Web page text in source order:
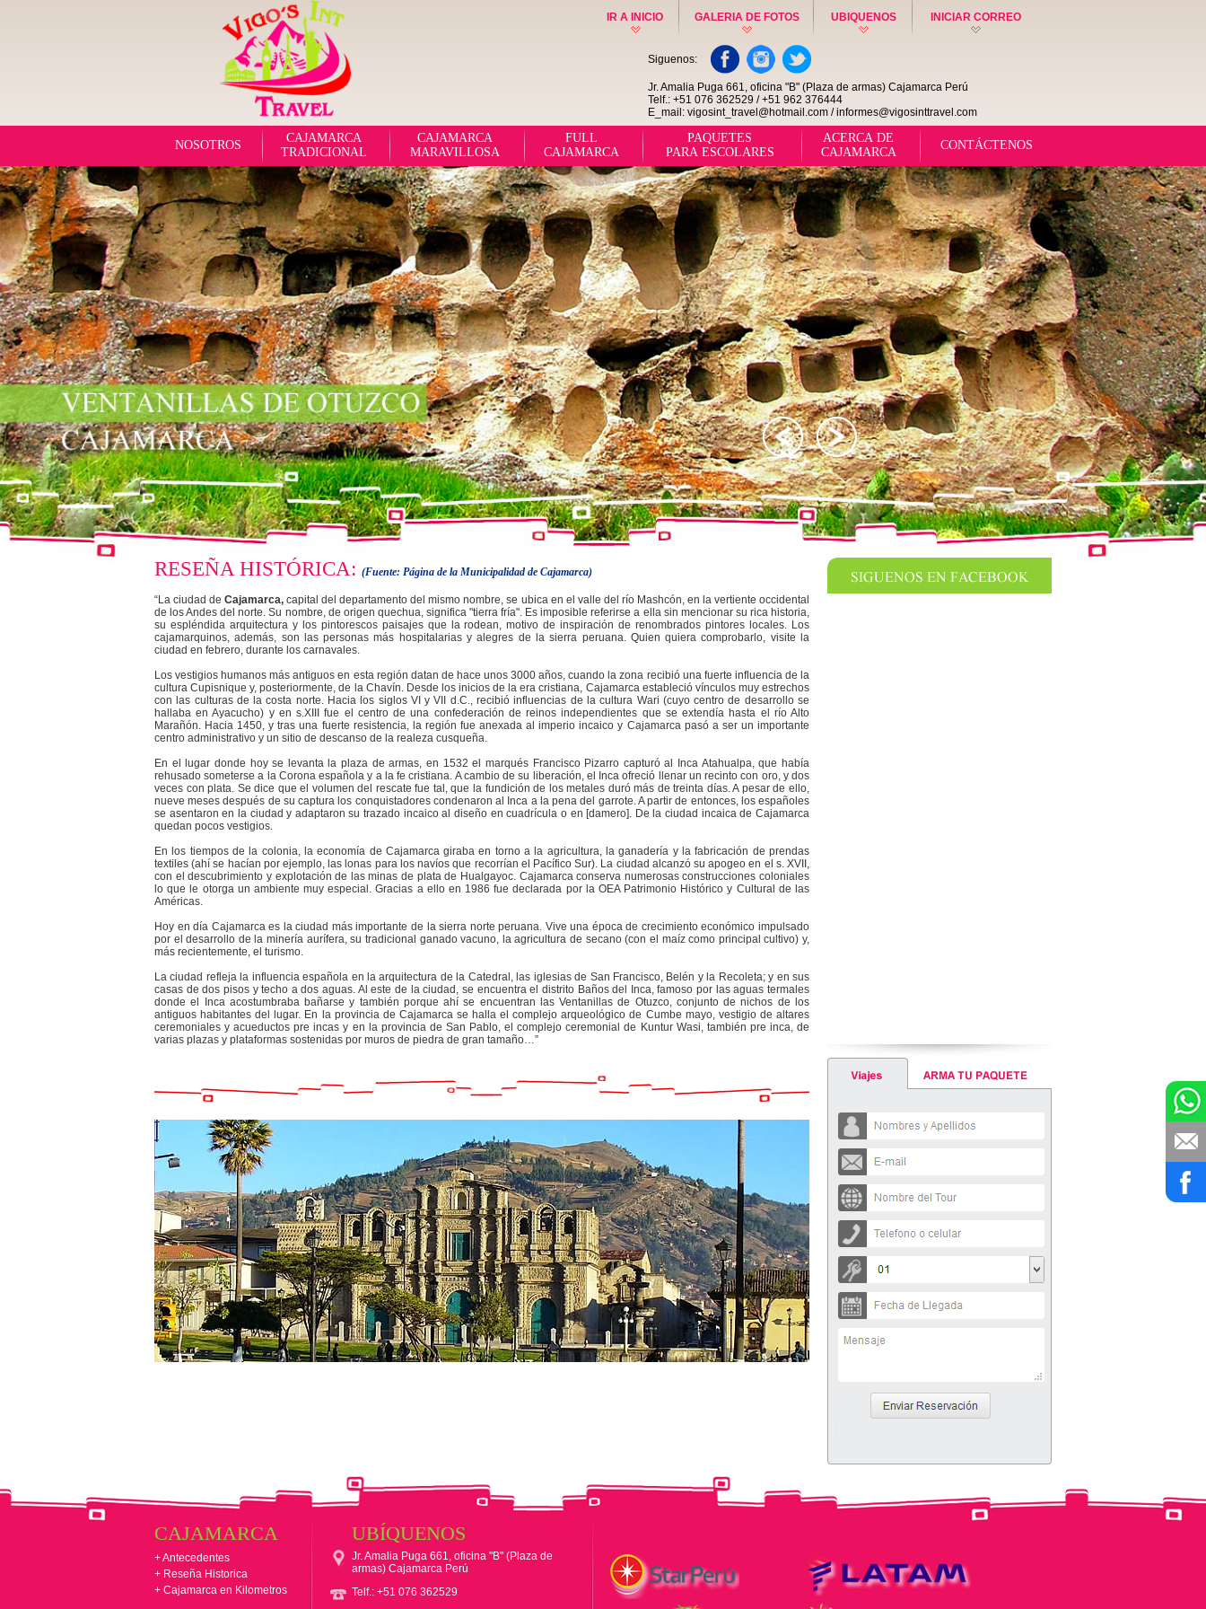
IR A INICIO GALERIA DE FOTOS UBIQUENOS INICIAR CORREO
Siguenos:
Jr. Amalia Puga 661, oficina "B" (Plaza de armas) Cajamarca Perú
Telf.: +51 076 362529 / +51 962 376444
E_mail: vigosint_travel@hotmail.com / informes@vigosinttravel.com
NOSOTROS
CAJAMARCA
TRADICIONAL
CAJAMARCA
MARAVILLOSA
FULL
CAJAMARCA
PAQUETES
PARA ESCOLARES
ACERCA DE
CAJAMARCA
CONTÁCTENOS
RESEÑA HISTÓRICA: (Fuente: Página de la Municipalidad de Cajamarca)
“La ciudad deCajamarca, capital del departamento del mismo nombre, se ubica en el valle del río Mashcón, en la vertiente occidental
de los Andes del norte. Su nombre, de origen quechua, significa "tierra fría". Es imposible referirse a ella sin mencionar su rica historia,
su espléndida arquitectura y los pintorescos paisajes que la rodean, motivo de inspiración de renombrados pintores locales. Los
cajamarquinos, además, son las personas más hospitalarias y alegres de la sierra peruana. Quien quiera comprobarlo, visite la
ciudad en febrero, durante los carnavales.
Los vestigios humanos más antiguos en esta región datan de hace unos 3000 años, cuando la zona recibió una fuerte influencia de la
cultura Cupisnique y, posteriormente, de la Chavín. Desde los inicios de la era cristiana, Cajamarca estableció vínculos muy estrechos
con las culturas de la costa norte. Hacia los siglos VI y VII d.C., recibió influencias de la cultura Wari (cuyo centro de desarrollo se
hallaba en Ayacucho) y en s.XIII fue el centro de una confederación de reinos independientes que se extendía hasta el río Alto
Marañón. Hacia 1450, y tras una fuerte resistencia, la región fue anexada al imperio incaico y Cajamarca pasó a ser un importante
centro administrativo y un sitio de descanso de la realeza cusqueña.
En el lugar donde hoy se levanta la plaza de armas, en 1532 el marqués Francisco Pizarro capturó al Inca Atahualpa, que había
rehusado someterse a la Corona española y a la fe cristiana. A cambio de su liberación, el Inca ofreció llenar un recinto con oro, y dos
veces con plata. Se dice que el volumen del rescate fue tal, que la fundición de los metales duró más de treinta días. A pesar de ello,
nueve meses después de su captura los conquistadores condenaron al Inca a la pena del garrote. A partir de entonces, los españoles
se asentaron en la ciudad y adaptaron su trazado incaico al diseño en cuadrícula o en [damero]. De la ciudad incaica de Cajamarca
quedan pocos vestigios.
En los tiempos de la colonia, la economía de Cajamarca giraba en torno a la agricultura, la ganadería y la fabricación de prendas
textiles (ahí se hacían por ejemplo, las lonas para los navíos que recorrían el Pacífico Sur). La ciudad alcanzó su apogeo en el s. XVII,
con el descubrimiento y explotación de las minas de plata de Hualgayoc. Cajamarca conserva numerosas construcciones coloniales
lo que le otorga un ambiente muy especial. Gracias a ello en 1986 fue declarada por la OEA Patrimonio Histórico y Cultural de las
Américas.
Hoy en día Cajamarca es la ciudad más importante de la sierra norte peruana. Vive una época de crecimiento económico impulsado
por el desarrollo de la minería aurífera, su tradicional ganado vacuno, la agricultura de secano (con el maíz como principal cultivo) y,
más recientemente, el turismo.
La ciudad refleja la influencia española en la arquitectura de la Catedral, las iglesias de San Francisco, Belén y la Recoleta; y en sus
casas de dos pisos y techo a dos aguas. Al este de la ciudad, se encuentra el distrito Baños del Inca, famoso por las aguas termales
donde el Inca acostumbraba bañarse y también porque ahí se encuentran las Ventanillas de Otuzco, conjunto de nichos de los
antiguos habitantes del lugar. En la provincia de Cajamarca se halla el complejo arqueológico de Cumbe mayo, vestigio de altares
ceremoniales y acueductos pre incas y en la provincia de San Pablo, el complejo ceremonial de Kuntur Wasi, también pre inca, de
varias plazas y plataformas sostenidas por muros de piedra de gran tamaño…”
CAJAMARCA
+ Antecedentes
+ Reseña Historica
+ Cajamarca en Kilometros
UBÍQUENOS
Jr. Amalia Puga 661, oficina "B" (Plaza de
armas) Cajamarca Perú
Telf.: +51 076 362529